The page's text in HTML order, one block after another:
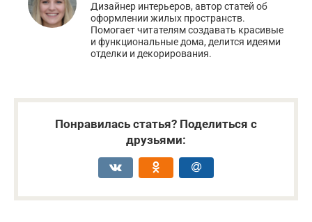
Дизайнер интерьеров, автор статей об
оформлении жилых пространств.
Помогает читателям создавать красивые
и функциональные дома, делится идеями
отделки и декорирования.
Понравилась статья? Поделиться с
друзьями: